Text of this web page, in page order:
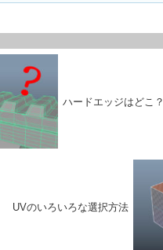
ハードエッジはどこ？
UVのいろいろな選択方法